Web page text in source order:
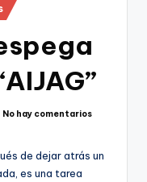
No hay comentarios
de dejar atrás un
es una tarea